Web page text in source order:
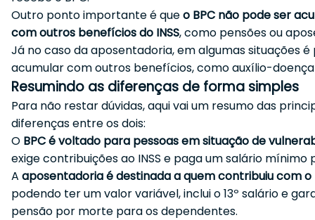
Outro ponto importante é queo BPC não pode ser
com outros benefícios do INSS, como pensões ou
Já no caso da aposentadoria, em algumas situações é
acumular com outros benefícios, como auxílio-
Resumindo as diferenças de forma simples
Para não restar dúvidas, aqui vai um resumo das
diferenças entre os dois:
O BPC é voltado para pessoas em situação de
exige contribuições ao INSS e paga um salário mínimo
A aposentadoria é destinada a quem contribuiu com o
podendo ter um valor variável, inclui o 13º salário e
pensão por morte para os dependentes.